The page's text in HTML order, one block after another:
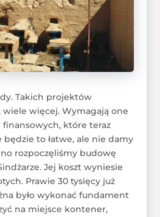
Takich projektów
więcej. Wymagają one
finansowych, które teraz
będzie to łatwe, ale nie damy
rozpoczęliśmy budowę
Jej koszt wyniesie
Prawie 30 tysięcy już
było wykonać fundament
na miejsce kontener,